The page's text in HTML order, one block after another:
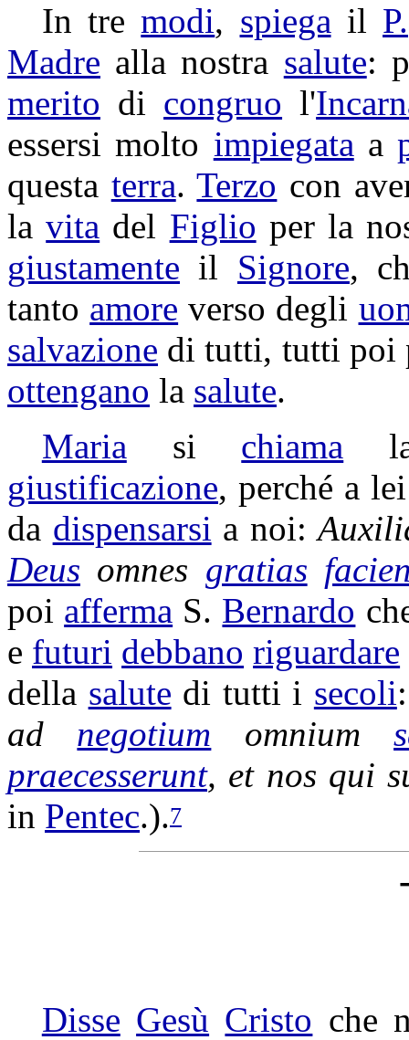
In tremodi, spiega il P.
Madre alla nostra salute:
merito di congruo l'
essersi molto impiegata a
questa terra.Terzo con
lavita del Figlio per la
giustamente il Signore,
tanto amore verso degli
salvazione di tutti, tutti poi
ottengano la salute.
Maria si chiama
giustificazione, perché a
da dispensarsi a noi:
Deus omnes gratias
poi afferma S. Bernardo
e futuri debbano riguardare
della salute di tutti i secoli
ad negotium omnium
praecesserunt, et nos qui
in Pentec.).7
Disse Gesù Cristo che